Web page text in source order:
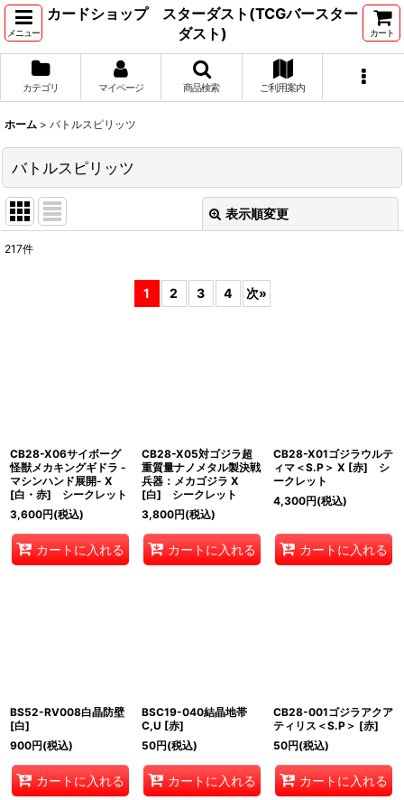
メニュー
カードショップ スターダスト(TCGバースター
ダスト)
カート
カテゴリ マイページ 商品検索 ご利用案内
ホーム > バトルスピリッツ
バトルスピリッツ
表示順変更
サブカテゴリ
217件
1 2 3 4 次»
CB28-X06サイボーグ
怪獣メカキングギドラ -
マシンハンド展開- X
[白・赤] シークレット
3,600円(税込)
カートに入れる
CB28-X05対ゴジラ超
重質量ナノメタル製決戦
兵器：メカゴジラ X
[白] シークレット
3,800円(税込)
カートに入れる
CB28-X01ゴジラウルテ
ィマ＜S.P＞ X [赤] シ
ークレット
4,300円(税込)
カートに入れる
BS52-RV008白晶防壁
[白]
900円(税込)
カートに入れる
BSC19-040結晶地帯
C,U [赤]
50円(税込)
カートに入れる
CB28-001ゴジラアクア
ティリス＜S.P＞ [赤]
50円(税込)
カートに入れる